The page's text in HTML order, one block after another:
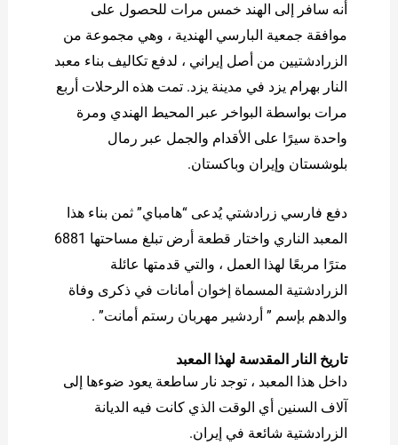
أنه سافر إلى الهند خمس مرات للحصول على
موافقة جمعية البارسي الهندية ، وهي مجموعة من
الزرادشتيين من أصل إيراني ، لدفع تكاليف بناء معبد
النار بهرام یزد في مدينة يزد. تمت هذه الرحلات أربع
مرات بواسطة البواخر عبر المحيط الهندي ومرة ​​
واحدة سيرًا على الأقدام والجمل عبر رمال
بلوشستان وإيران وباكستان.
دفع فارسي زرادشتي يُدعى “هامباي” ثمن بناء هذا
المعبد الناري واختار قطعة أرض تبلغ مساحتها 6881
مترًا مربعًا لهذا العمل ، والتي قدمتها عائلة
الزرادشتية المسماة إخوان أمانات في ذكرى وفاة
والدهم بإسم ” أردشير مهربان رستم أمانت” .
تاريخ النار المقدسة لهذا المعبد
داخل هذا المعبد ، توجد نار ساطعة يعود ضوءها إلى
آلاف السنين أي الوقت الذي كانت فيه الديانة
الزرادشتية شائعة في إيران.